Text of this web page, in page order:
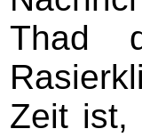
Thad
Zeit ist,